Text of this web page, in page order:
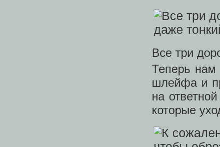
Все три
Теперь нам
шлейфа и
на
которые